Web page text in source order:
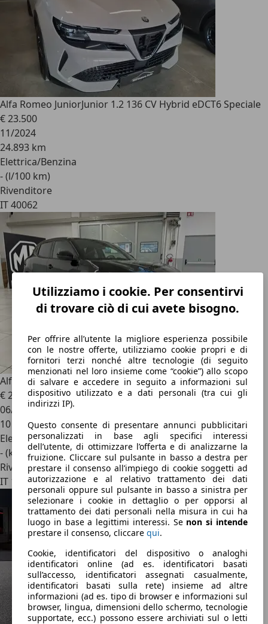
Utilizziamo i cookie. Per consentirvi
di trovare ciò di cui avete bisogno.
Per offrire all’utente la migliore esperienza possibile
con le nostre offerte, utilizziamo cookie propri e di
fornitori terzi nonché altre tecnologie (di seguito
menzionati nel loro insieme come “cookie”) allo scopo
di salvare e accedere in seguito a informazioni sul
dispositivo utilizzato e a dati personali (tra cui gli
indirizzi IP).
Questo consente di presentare annunci pubblicitari
personalizzati in base agli specifici interessi
dell’utente, di ottimizzare l’offerta e di analizzarne la
fruizione. Cliccare sul pulsante in basso a destra per
prestare il consenso all’impiego di cookie soggetti ad
autorizzazione e al relativo trattamento dei dati
personali oppure sul pulsante in basso a sinistra per
selezionare i cookie in dettaglio o per opporsi al
trattamento dei dati personali nella misura in cui ha
luogo in base a legittimi interessi. Se non si intende
prestare il consenso, cliccare qui.
Cookie, identificatori del dispositivo o analoghi
identificatori online (ad es. identificatori basati
sull’accesso, identificatori assegnati casualmente,
identificatori basati sulla rete) insieme ad altre
informazioni (ad es. tipo di browser e informazioni sul
browser, lingua, dimensioni dello schermo, tecnologie
supportate, ecc.) possono essere archiviati sul o letti
Alfa Romeo JuniorJunior 1.2 136 CV Hybrid eDCT6 Speciale
€ 23.500
11/2024
24.893 km
Elettrica/Benzina
- (l/100 km)
Rivenditore
IT 40062
Alfa Romeo Junior - Junior 1.2 ibrida 145cv edct6
€ 23.9001
06/2026
10 km
Elettrica/Benzina
- (kWh/100 km)
Rivenditore
IT 10010